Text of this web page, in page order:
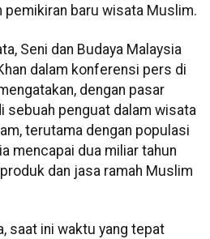
pemikiran baru wisata Muslim.
Seni dan Budaya Malaysia
dalam konferensi pers di
dengan pasar
sebuah penguat dalam wisata
terutama dengan populasi
mencapai dua miliar tahun
dan jasa ramah Muslim
saat ini waktu yang tepat